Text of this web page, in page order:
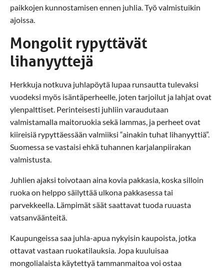
paikkojen kunnostamisen ennen juhlia. Työ valmistuikin
ajoissa.
Mongolit rypyttävät
lihanyyttejä
Herkkuja notkuva juhlapöytä lupaa runsautta tulevaksi
vuodeksi myös isäntäperheelle, joten tarjoilut ja lahjat ovat
ylenpalttiset. Perinteisesti juhliin varaudutaan
valmistamalla maitoruokia sekä lammas, ja perheet ovat
kiireisiä rypyttäessään valmiiksi “ainakin tuhat lihanyyttiä”.
Suomessa se vastaisi ehkä tuhannen karjalanpiirakan
valmistusta.
Juhlien ajaksi toivotaan aina kovia pakkasia, koska silloin
ruoka on helppo säilyttää ulkona pakkasessa tai
parvekkeella. Lämpimät säät saattavat tuoda ruuasta
vatsanväänteitä.
Kaupungeissa saa juhla-apua nykyisin kaupoista, jotka
ottavat vastaan ruokatilauksia. Jopa kuuluisaa
mongolialaista käytettyä tammanmaitoa voi ostaa